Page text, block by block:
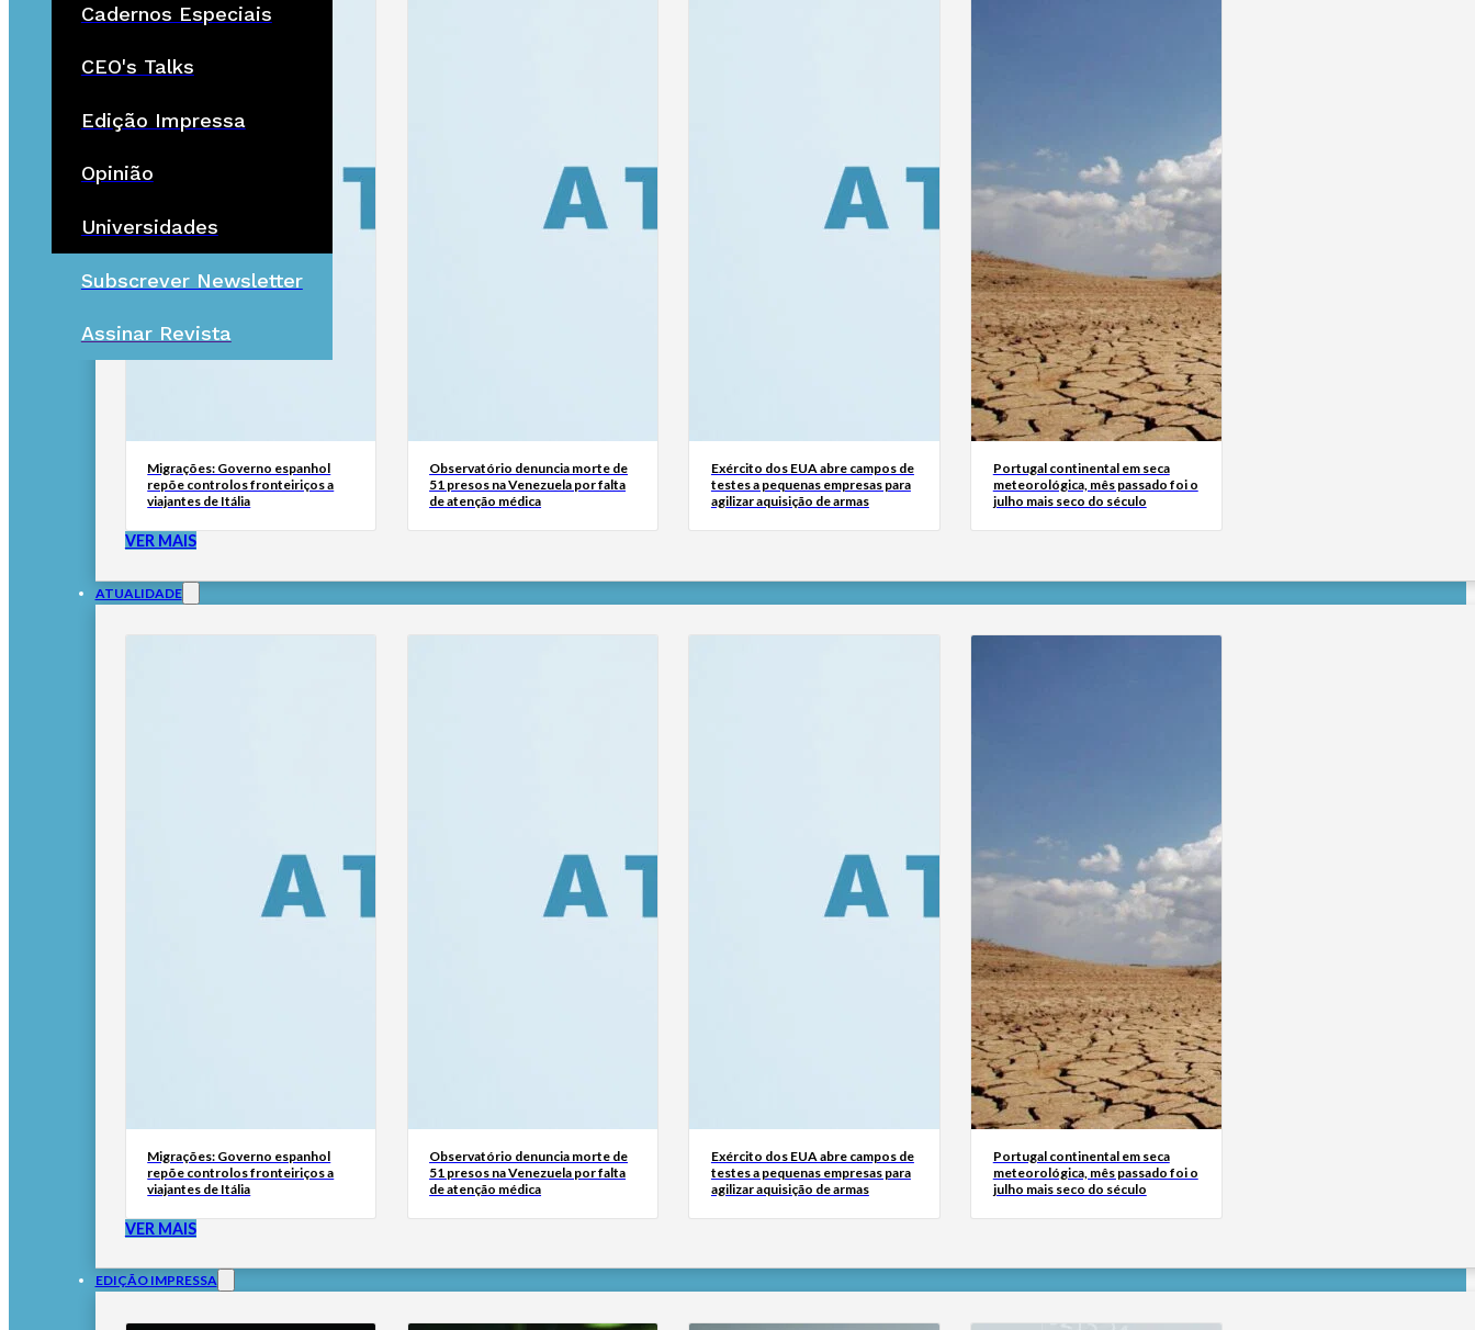
Cadernos Especiais
CEO's Talks
Edição Impressa
Opinião
Universidades
Subscrever Newsletter
Assinar Revista
Migrações: Governo espanhol
repõe controlos fronteiriços a
viajantes de Itália
Observatório denuncia morte de
51 presos na Venezuela por falta
de atenção médica
Exército dos EUA abre campos de
testes a pequenas empresas para
agilizar aquisição de armas
Portugal continental em seca
meteorológica, mês passado foi o
julho mais seco do século
VER MAIS
ATUALIDADE
Migrações: Governo espanhol
repõe controlos fronteiriços a
viajantes de Itália
Observatório denuncia morte de
51 presos na Venezuela por falta
de atenção médica
Exército dos EUA abre campos de
testes a pequenas empresas para
agilizar aquisição de armas
Portugal continental em seca
meteorológica, mês passado foi o
julho mais seco do século
VER MAIS
EDIÇÃO IMPRESSA